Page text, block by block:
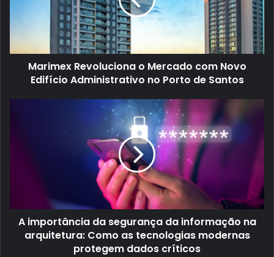
Marimex Revoluciona o Mercado com Novo
Edifício Administrativo no Porto de Santos
A importância da segurança da informação na
arquitetura: Como as tecnologias modernas
protegem dados críticos